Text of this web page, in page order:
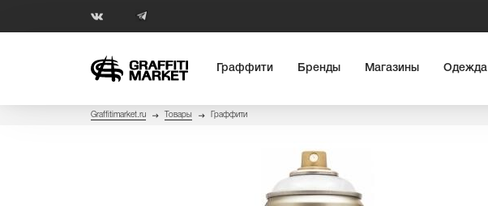
Граффити Бренды Магазины Одежда
Graffitimarket.ru Товары Граффити